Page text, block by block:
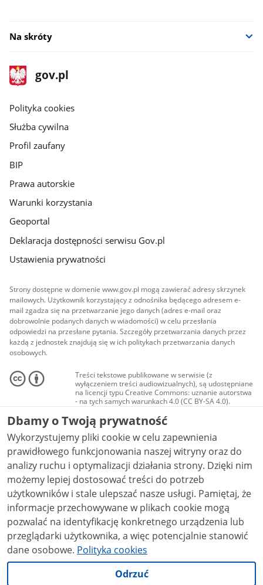
Na skróty
stopka
gov.pl
Strona
gov.pl
gov.pl
Polityka cookies
Służba cywilna
Profil zaufany
BIP
Prawa autorskie
Warunki korzystania
Geoportal
Deklaracja dostępności serwisu Gov.pl
Ustawienia prywatności
Strony dostępne w domenie www.gov.pl mogą zawierać adresy skrzynek
mailowych. Użytkownik korzystający z odnośnika będącego adresem e-
mail zgadza się na przetwarzanie jego danych (adres e-mail oraz
dobrowolnie podanych danych w wiadomości) w celu przesłania
odpowiedzi na przesłane pytania. Szczegóły przetwarzania danych przez
każdą z jednostek znajdują się w ich politykach przetwarzania danych
osobowych.
Treści tekstowe publikowane w serwisie (z
wyłączeniem treści audiowizualnych), są udostępniane
na licencji typu Creative Commons: uznanie autorstwa
- na tych samych warunkach 4.0 (CC BY-SA 4.0).
Materiały audiowizualne, w tym zdjęcia, materiały
audio i wideo, są udostępniane na licencji typu
Creative Commons: uznanie autorstwa użycie
niekomercyjne - bez utworów zależnych 4.0 (CC BY-
NC-ND 4.0), o ile nie jest to stwierdzone inaczej.
Dbamy o Twoją prywatność
Wykorzystujemy pliki cookie w celu zapewnienia
prawidłowego funkcjonowania naszej witryny oraz do
analizy ruchu i optymalizacji działania strony. Dzięki nim
możemy lepiej dostosować treści do potrzeb
użytkowników i stale ulepszać nasze usługi. Pamiętaj, że
informacje przechowywane w plikach cookie mogą
pozwalać na identyfikację konkretnego urządzenia lub
przeglądarki użytkownika, a więc potencjalnie stanowić
dane osobowe. Polityka cookies
Odrzuć